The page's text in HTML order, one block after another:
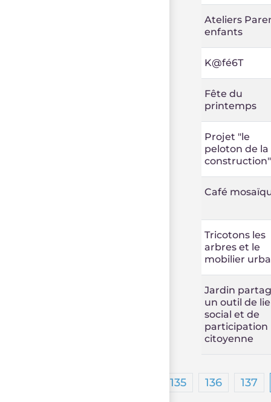
Ateliers
enfants
K@fé6T
Fête du
printemps
Projet "le
peloton de la
construction"
Café
Tricotons les
arbres et le
mobilier
Jardin
un outil de
social et de
participation
citoyenne
135 136 137